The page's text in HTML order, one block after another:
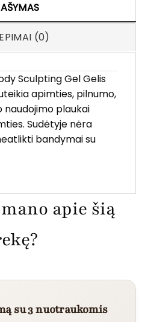
(0)
Sculpting Gel Gelis
apimties, pilnumo,
naudojimo plaukai
Sudėtyje nėra
bandymai su
apie šią
su 3 nuotraukomis